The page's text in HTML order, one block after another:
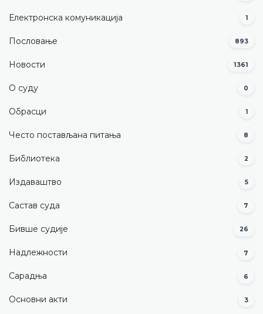
Електронска комуникација 1
Пословање 893
Новости 1361
О суду 0
Обрасци 1
Често постављана питања 8
Библиотека 2
Издаваштво 5
Састав суда 7
Бивше судије 26
Надлежности 7
Сарадња 6
Основни акти 3